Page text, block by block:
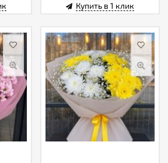
Купить в 1 клик